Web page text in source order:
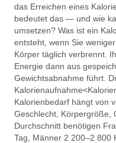
das Erreichen eines
bedeutet das — und wie
umsetzen? Was ist ein
entsteht, wenn Sie
Körper täglich verbrennt.
Energie dann aus
Gewichtsabnahme führt.
Kalorienbedarf hängt von
Geschlecht, Körpergröße,
Durchschnitt benötigen
Tag, Männer 2 200–2